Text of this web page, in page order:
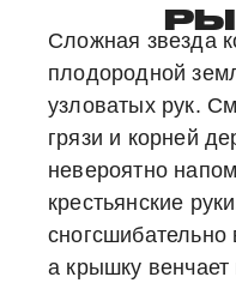
Сложная звезда
плодородной
узловатых рук.
грязи и корней
невероятно
крестьянские
а крышку венчает